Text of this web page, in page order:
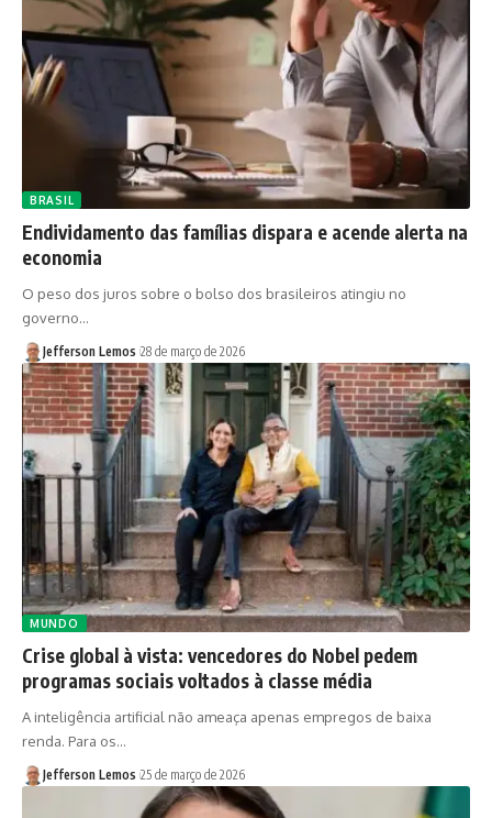
BRASIL
Endividamento das famílias dispara e acende alerta na
economia
O peso dos juros sobre o bolso dos brasileiros atingiu no
governo…
Jefferson Lemos 28 de março de 2026
MUNDO
Crise global à vista: vencedores do Nobel pedem
programas sociais voltados à classe média
A inteligência artificial não ameaça apenas empregos de baixa
renda. Para os…
Jefferson Lemos 25 de março de 2026